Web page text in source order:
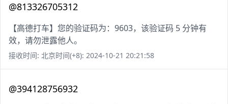
@813326705312
【高德打车】您的验证码为：9603，该验证码 5 分钟有
效，请勿泄露他人。
接收时间: 北京时间(+8): 2024-10-21 20:21:58
@394128756932